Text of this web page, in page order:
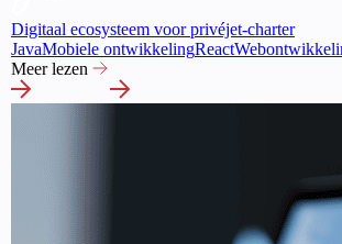
Digitaal ecosysteem voor privéjet-charter
JavaMobiele ontwikkelingReact
Meer lezen